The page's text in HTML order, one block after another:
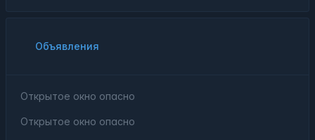
Объявления
Открытое окно опасно
Открытое окно опасно